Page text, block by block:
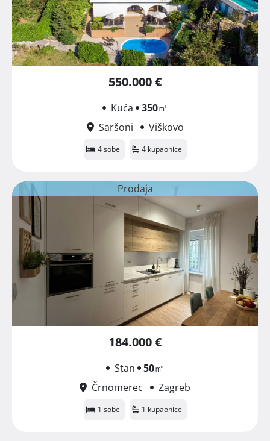
550.000 €
Kuća 350㎡
Saršoni
Viškovo
4 sobe 4 kupaonice
Prodaja
184.000 €
Stan 50㎡
Črnomerec
Zagreb
1 sobe 1 kupaonice